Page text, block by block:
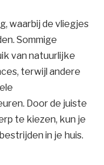
waarbij de vliegjes
Sommige
van natuurlijke
terwijl andere
Door de juiste
te kiezen, kun je
in je huis.